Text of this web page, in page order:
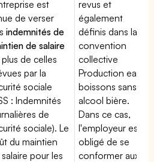
est
de verser
indemnités de
de salaire
de celles
par la
sociale
: Indemnités
de
sociale). Le
du maintien
pour les
revus et
également
définis dans la
convention
collective
Production eaux
boissons sans
alcool bière.
Dans ce cas,
l'employeur est
obligé de se
conformer aux